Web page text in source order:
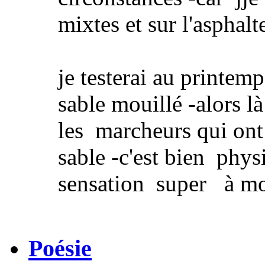
mixtes et sur
je testerai au
sable mouillé -alors
les marcheurs qui
sable -c'est bien
sensation super à
Poésie